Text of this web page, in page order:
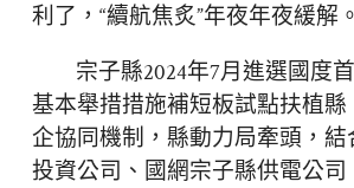
利了，“續航焦炙”年夜年夜緩解。
宗子縣2024年7月進選國度
基本舉措措施補短板試點扶植
企協同機制，縣動力局牽頭，
投資公司、國網宗子縣供電公